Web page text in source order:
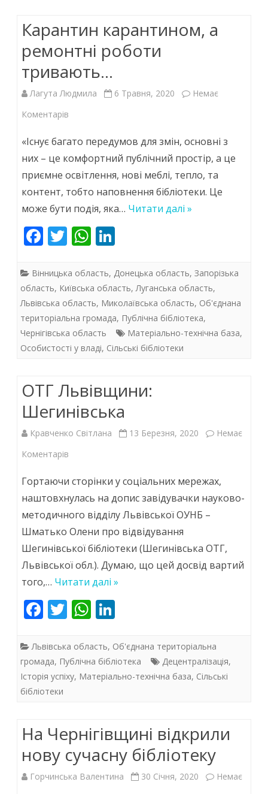
Карантин карантином, а
ремонтні роботи
тривають…
Лагута Людмила 6 Травня, 2020
Немає
Коментарів
карантином,
а
ремонтні
тривають…
«Існує багато передумов для змін, основні з
них – це комфортний публічний простір, а це
приємне освітлення, нові меблі, тепло, та
контент, тобто наповнення бібліотеки. Це
може бути подія, яка… Читати далі »
F
e
b
o
o
k
T
itt
er
W
at
s
A
p
p
k
e
dI
n
Вінницька область, Донецька область, Запорізька
область, Київська область,Луганська область,
Львівська область, Миколаївська область, Об'єднана
територіальна громада, Публічна бібліотека,
Чернігівська область
Матеріально-технічна база,
Особистості у владі, Сільські бібліотеки
ОТГ Львівщини:
Шегинівська
Кравченко Світлана 13 Березня, 2020
Немає
Коментарів
Львівщини:
Шегинівська
Гортаючи сторінки у соціальних мережах,
наштовхнулась на допис завідувачки науково-
методичного відділу Львівської ОУНБ –
Шматько Олени про відвідування
Шегинівської бібліотеки (Шегинівська ОТГ,
Львівської обл.). Думаю, що цей досвід вартий
того,… Читати далі »
F
e
b
o
k
T
itt
er
W
at
s
A
p
k
e
dI
Львівська область, Об'єднана територіальна
громада, Публічна бібліотека Децентралізація,
Історія успіху, Матеріально-технічна база, Сільські
бібліотеки
На Чернігівщині відкрили
нову сучасну бібліотеку
Горчинська Валентина 30 Січня, 2020
Немає